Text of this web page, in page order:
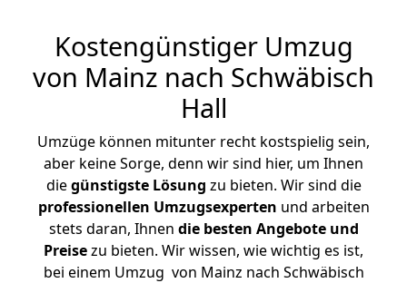
Kostengünstiger Umzug
von Mainz nach Schwäbisch
Hall
Umzüge können mitunter recht kostspielig sein,
aber keine Sorge, denn wir sind hier, um Ihnen
diegünstigste Lösung zu bieten. Wir sind die
professionellen Umzugsexperten und arbeiten
stets daran, Ihnen die besten Angebote und
Preisezu bieten. Wir wissen, wie wichtig es ist,
bei einem Umzug von Mainz nach Schwäbisch